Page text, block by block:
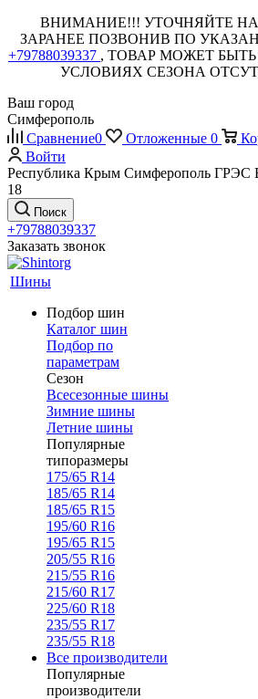
ВНИМАНИЕ!!! УТОЧНЯЙТЕ
ЗАРАНЕЕ ПОЗВОНИВ ПО
+79788039337 , ТОВАР МОЖЕТ
УСЛОВИЯХ СЕЗОНА
Ваш город
Симферополь
Сравнение0 Отложенные 0
Войти
Республика Крым Симферополь ГРЭС
18
Поиск
+79788039337
Заказать звонок
Шины
Подбор шин
Каталог шин
Подбор по
параметрам
Сезон
Всесезонные шины
Зимние шины
Летние шины
Популярные
типоразмеры
175/65 R14
185/65 R14
185/65 R15
195/60 R16
195/65 R15
205/55 R16
215/55 R16
215/60 R17
225/60 R18
235/55 R17
235/55 R18
Все производители
Популярные
производители